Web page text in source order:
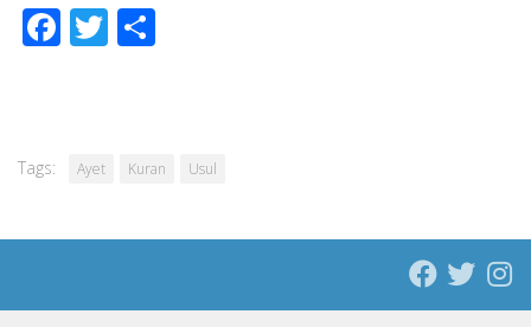
Facebook
Twitter
Tags: Ayet Kuran Usul